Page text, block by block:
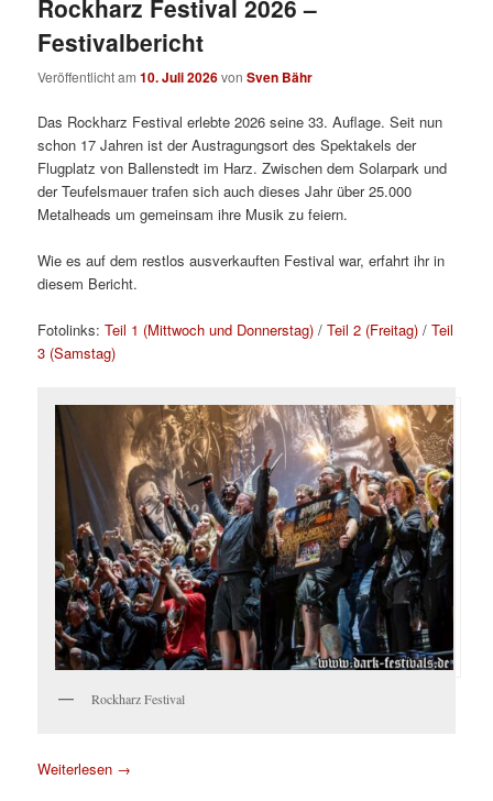
Rockharz Festival 2026 –
Festivalbericht
Veröffentlicht am10. Juli 2026vonSven Bähr
Das Rockharz Festival erlebte 2026 seine 33. Auflage. Seit nun
schon 17 Jahren ist der Austragungsort des Spektakels der
Flugplatz von Ballenstedt im Harz. Zwischen dem Solarpark und
der Teufelsmauer trafen sich auch dieses Jahr über 25.000
Metalheads um gemeinsam ihre Musik zu feiern.
Wie es auf dem restlos ausverkauften Festival war, erfahrt ihr in
diesem Bericht.
Fotolinks:Teil 1 (Mittwoch und Donnerstag) /Teil 2 (Freitag) /Teil
3 (Samstag)
Rockharz Festival
Weiterlesen →